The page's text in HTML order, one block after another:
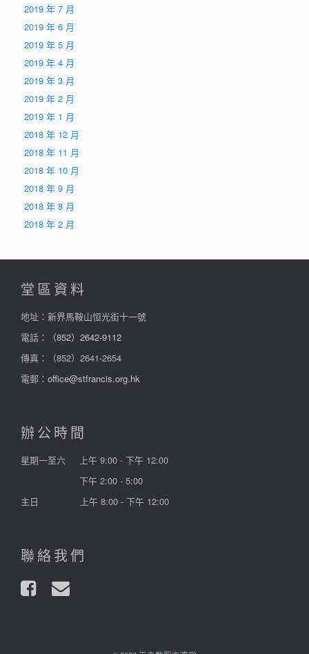
2019 年 7 月
2019 年 6 月
2019 年 5 月
2019 年 4 月
2019 年 3 月
2019 年 2 月
2019 年 1 月
2018 年 12 月
2018 年 11 月
2018 年 10 月
2018 年 9 月
2018 年 8 月
2018 年 2 月
堂區資料
地址：新界馬鞍山恒光街十一號
電話：
（852）2642-9112
傳真：（852）2641-2654
電郵： office@stfrancis.org.hk
辦公時間
星期一至六
上午 9:00 - 下午 12:00
下午 2:00 - 5:00
主日
上午 8:00 - 下午 12:00
聯絡我們